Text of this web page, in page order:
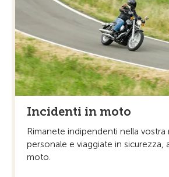
Incidenti in moto
Rimanete indipendenti nella vostra
personale e viaggiate in sicurezza,
moto.